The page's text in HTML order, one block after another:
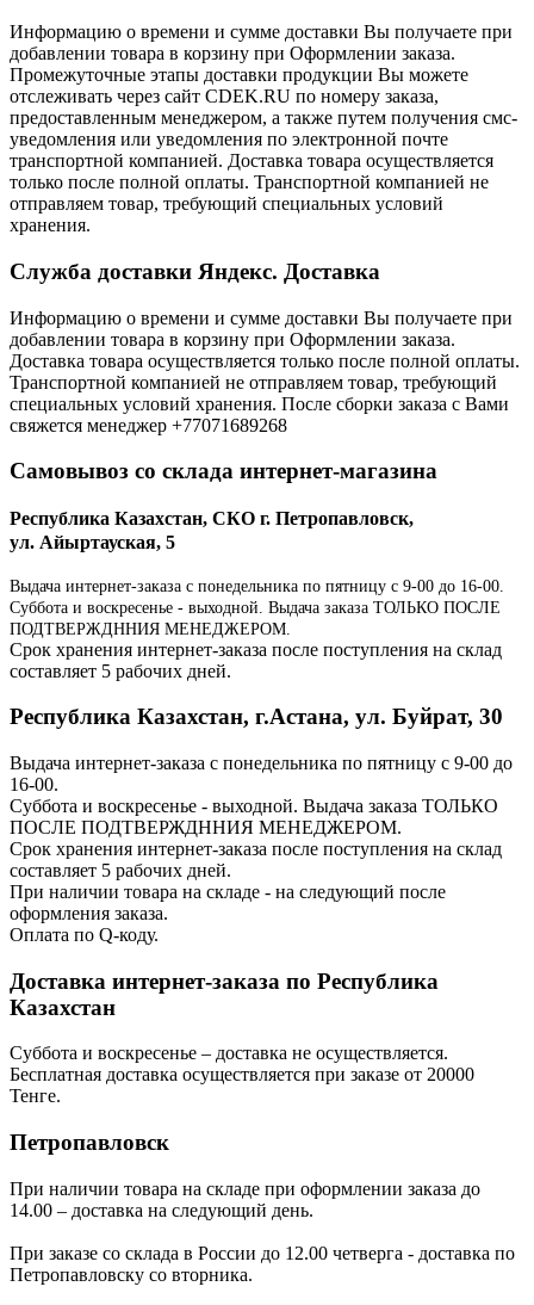
Информацию о времени и сумме доставки Вы получаете при
добавлении товара в корзину при Оформлении заказа.
Промежуточные этапы доставки продукции Вы можете
отслеживать через сайт CDEK.RU по номеру заказа,
предоставленным менеджером, а также путем получения смс-
уведомления или уведомления по электронной почте
транспортной компанией. Доставка товара осуществляется
только после полной оплаты. Транспортной компанией не
отправляем товар, требующий специальных условий
хранения.
Служба доставки Яндекс. Доставка
Информацию о времени и сумме доставки Вы получаете при
добавлении товара в корзину при Оформлении заказа.
Доставка товара осуществляется только после полной оплаты.
Транспортной компанией не отправляем товар, требующий
специальных условий хранения. После сборки заказа с Вами
свяжется менеджер +77071689268
Самовывоз со склада интернет-магазина
Республика Казахстан, СКО г. Петропавловск,
ул. Айыртауская, 5
Выдача интернет-заказа с понедельника по пятницу с 9-00 до 16-00.
Суббота и воскресенье - выходной. Выдача заказа ТОЛЬКО ПОСЛЕ
ПОДТВЕРЖДННИЯ МЕНЕДЖЕРОМ.
Срок хранения интернет-заказа после поступления на склад
составляет 5 рабочих дней.
Республика Казахстан, г.Астана, ул. Буйрат, 30
Выдача интернет-заказа с понедельника по пятницу с 9-00 до
16-00.
Суббота и воскресенье - выходной. Выдача заказа ТОЛЬКО
ПОСЛЕ ПОДТВЕРЖДННИЯ МЕНЕДЖЕРОМ.
Срок хранения интернет-заказа после поступления на склад
составляет 5 рабочих дней.
При наличии товара на складе - на следующий после
оформления заказа.
Оплата по Q-коду.
Доставка интернет-заказа по Республика
Казахстан
Суббота и воскресенье – доставка не осуществляется.
Бесплатная доставка осуществляется при заказе от 20000
Тенге.
Петропавловск
При наличии товара на складе при оформлении заказа до
14.00 – доставка на следующий день.
При заказе со склада в России до 12.00 четверга - доставка по
Петропавловску со вторника.